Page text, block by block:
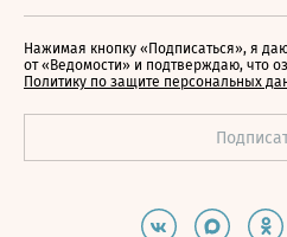
Нажимая кнопку «Подписаться», я
от «Ведомости» и подтверждаю, что
Политику по защите персональных